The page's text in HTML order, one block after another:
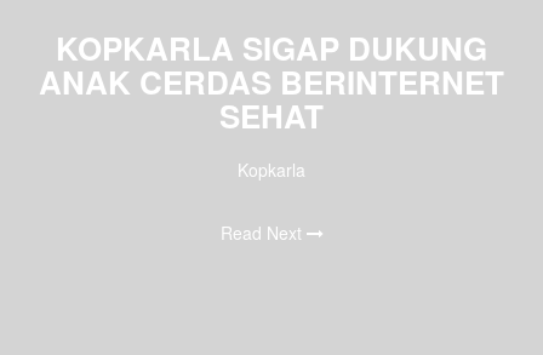
KOPKARLA SIGAP DUKUNG
ANAK CERDAS BERINTERNET
SEHAT
Kopkarla
Read Next